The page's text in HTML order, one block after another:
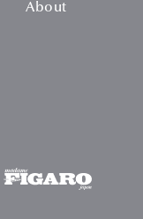
About